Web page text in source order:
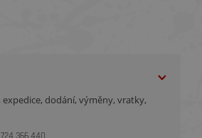
dodání, výměny, vratky,